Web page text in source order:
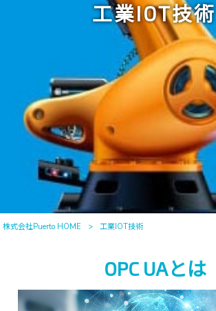
工業IOT技術
株式会社Puerto HOME > 工業IOT技術
OPC UAとは